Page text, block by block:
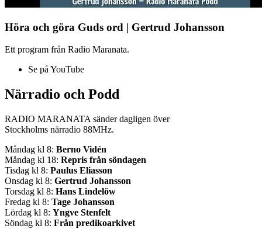
Höra och göra Guds ord | Gertrud Johansson
Ett program från Radio Maranata.
Se på YouTube
Närradio och Podd
RADIO MARANATA sänder dagligen över
Stockholms närradio 88MHz.
Måndag kl 8: Berno Vidén
Måndag kl 18: Repris från söndagen
Tisdag kl 8: Paulus Eliasson
Onsdag kl 8: Gertrud Johansson
Torsdag kl 8: Hans Lindelöw
Fredag kl 8: Tage Johansson
Lördag kl 8: Yngve Stenfelt
Söndag kl 8: Från predikoarkivet